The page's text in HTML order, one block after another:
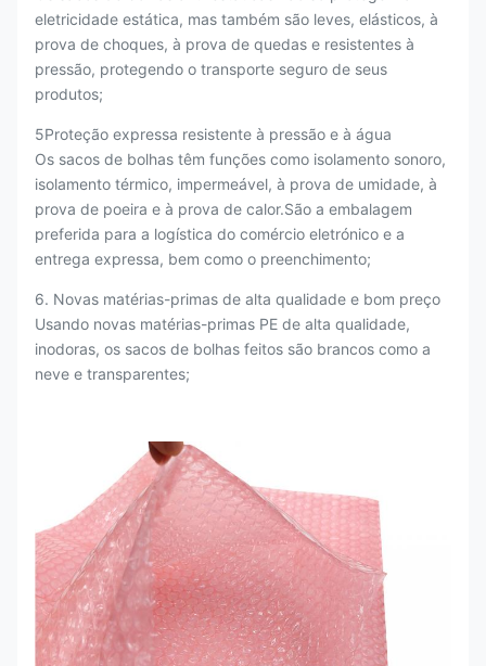
eletricidade estática, mas também são leves, elásticos, à
prova de choques, à prova de quedas e resistentes à
pressão, protegendo o transporte seguro de seus
produtos;
5Proteção expressa resistente à pressão e à água
Os sacos de bolhas têm funções como isolamento sonoro,
isolamento térmico, impermeável, à prova de umidade, à
prova de poeira e à prova de calor.São a embalagem
preferida para a logística do comércio eletrónico e a
entrega expressa, bem como o preenchimento;
6. Novas matérias-primas de alta qualidade e bom preço
Usando novas matérias-primas PE de alta qualidade,
inodoras, os sacos de bolhas feitos são brancos como a
neve e transparentes;